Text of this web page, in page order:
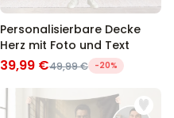
Personalisierbare Decke
Herz mit Foto und Text
39,99 €49,99 € -20%